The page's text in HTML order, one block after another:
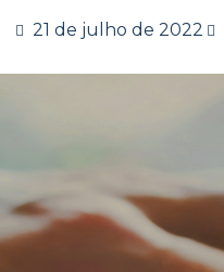
21 de julho de 2022